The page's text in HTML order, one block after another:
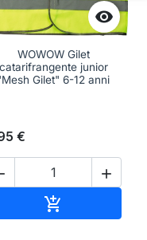

WOWOW Gilet
catarifrangente junior
Gilet" 6-12 anni
€

